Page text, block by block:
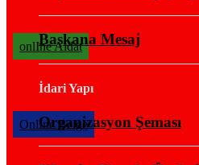
onlIne Aidat
OnlIne Belge
Başkana Mesaj
İdari Yapı
Organizasyon Şeması